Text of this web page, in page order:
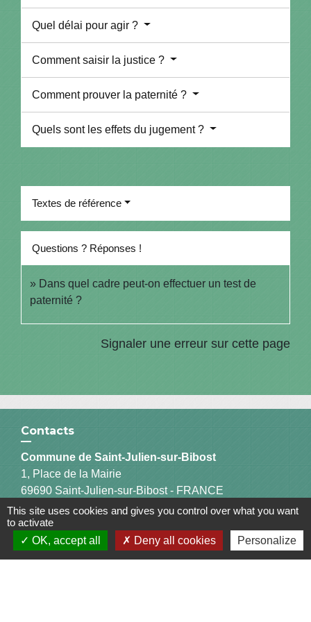
Quel délai pour agir ?
Comment saisir la justice ?
Comment prouver la paternité ?
Quels sont les effets du jugement ?
Textes de référence
Questions ? Réponses !
Dans quel cadre peut-on effectuer un test de
paternité ?
Signaler une erreur sur cette page
Contacts
Commune de Saint-Julien-sur-Bibost
1, Place de la Mairie
69690 Saint-Julien-sur-Bibost - FRANCE
+33 4 74 70 72 03
This site uses cookies and gives you control over what you want
to activate
OK, accept all
Deny all cookies Personalize